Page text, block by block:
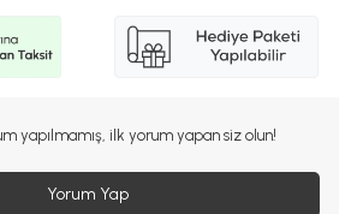
yapılmamış, ilk yorum yapan siz olun!
Yorum Yap